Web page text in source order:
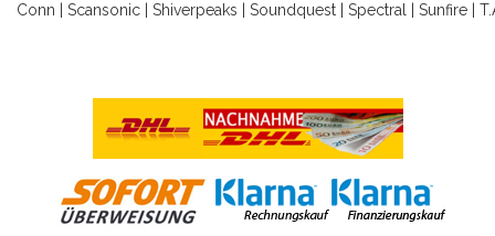
Conn
Scansonic Shiverpeaks Soundquest Spectral Sunfire